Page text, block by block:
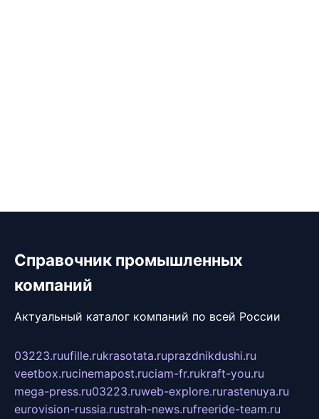
Справочник промышленных
компаний
Актуальный каталог компаний по всей России
03223.ruufille.rukrasotata.ruprazdnikdushi.ru
veetbox.rucinemapost.ruciam-fr.rukraft-you.ru
mega-press.ru03223.ruweb-explore.rurastenuya.ru
eurovision-russia.rustrah-news.rufreeride-team.ru